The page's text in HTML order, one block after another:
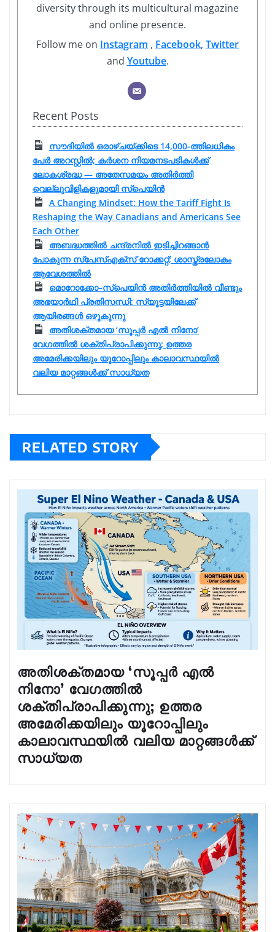
diversity through its multicultural magazine
and online presence.
Follow me on Instagram , Facebook, Twitter
and Youtube.
Recent Posts
സൗദിയിൽ ഒരാഴ്ചയ്ക്കിടെ 14,000-ത്തിലധികം
പേർ അറസ്റ്റിൽ; കർശന നിയമനടപടികൾക്ക്
ലോകശ്രദ്ധ — അതേസമയം അതിർത്തി
വെല്ലുവിളികളുമായി സ്പെയിൻ
A Changing Mindset: How the Tariff Fight Is
Reshaping the Way Canadians and Americans See
Each Other
അബദ്ധത്തിൽ ചന്ദ്രനിൽ ഇടിച്ചിറങ്ങാൻ
പോകുന്ന സ്പേസ്‌എക്‌സ് റോക്കറ്റ്; ശാസ്ത്രലോകം
ആവേശത്തിൽ
മൊറോക്കോ–സ്‌പെയിൻ അതിർത്തിയിൽ വീണ്ടും
അഭയാർഥി പ്രതിസന്ധി: സ്യൂട്ടയിലേക്ക്
ആയിരങ്ങൾ ഒഴുകുന്നു
അതിശക്തമായ ‘സൂപ്പർ എൽ നിനോ’
വേഗത്തിൽ ശക്തിപ്രാപിക്കുന്നു; ഉത്തര
അമേരിക്കയിലും യൂറോപ്പിലും കാലാവസ്ഥയിൽ
വലിയ മാറ്റങ്ങൾക്ക് സാധ്യത
RELATED STORY
അതിശക്തമായ ‘സൂപ്പർ എൽ
നിനോ’ വേഗത്തിൽ
ശക്തിപ്രാപിക്കുന്നു; ഉത്തര
അമേരിക്കയിലും യൂറോപ്പിലും
കാലാവസ്ഥയിൽ വലിയ മാറ്റങ്ങൾക്ക്
സാധ്യത